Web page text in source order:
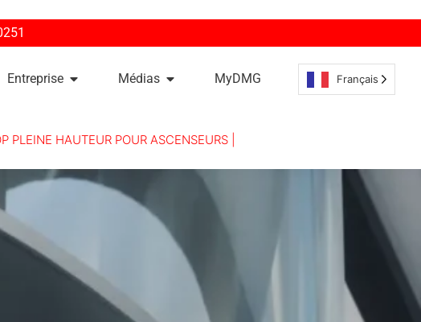
Entreprise Médias MyDMG Français
HAUTEUR POUR ASCENSEURS |